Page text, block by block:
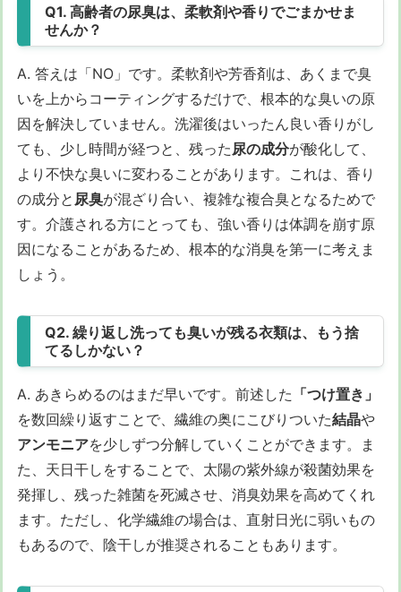
Q1. 高齢者の尿臭は、柔軟剤や香りでごまかせま
せんか？
A. 答えは「NO」です。柔軟剤や芳香剤は、あくまで臭
いを上からコーティングするだけで、根本的な臭いの原
因を解決していません。洗濯後はいったん良い香りがし
ても、少し時間が経つと、残った 尿の成分が酸化して、
より不快な臭いに変わることがあります。これは、香り
の成分と 尿臭が混ざり合い、複雑な複合臭となるためで
す。介護される方にとっても、強い香りは体調を崩す原
因になることがあるため、根本的な消臭を第一に考えま
しょう。
Q2. 繰り返し洗っても臭いが残る衣類は、もう捨
てるしかない？
A. あきらめるのはまだ早いです。前述した 「つけ置き」
を数回繰り返すことで、繊維の奥にこびりついた結晶や
アンモニアを少しずつ分解していくことができます。ま
た、天日干しをすることで、太陽の紫外線が殺菌効果を
発揮し、残った雑菌を死滅させ、消臭効果を高めてくれ
ます。ただし、化学繊維の場合は、直射日光に弱いもの
もあるので、陰干しが推奨されることもあります。